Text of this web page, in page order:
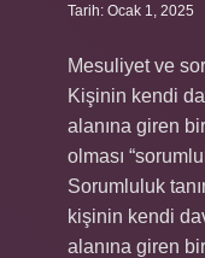
Tarih: Ocak 1, 2025
Mesuliyet ve
Kişinin kendi
alanına giren
olması
Sorumluluk
kişinin kendi
alanına giren